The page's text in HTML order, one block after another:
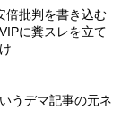
倍批判を書き込む
に糞スレを立て
うデマ記事の元ネ